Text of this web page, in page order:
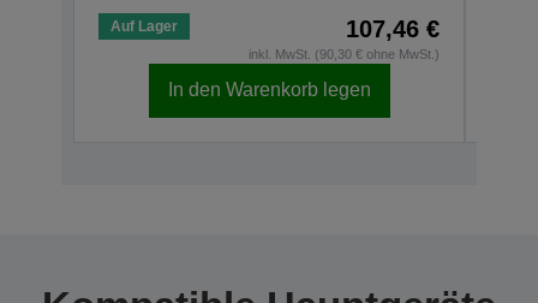
Auf Lager 107,46 €
inkl. MwSt. (90,30 € ohne MwSt.)
In den Warenkorb legen